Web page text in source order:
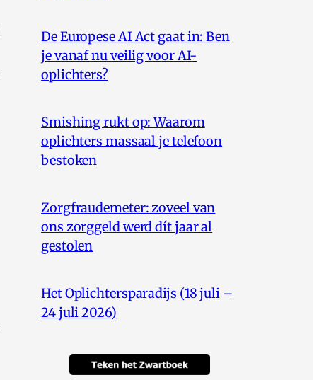
De Europese AI Act gaat in: Ben
je vanaf nu veilig voor AI-
oplichters?
Smishing rukt op: Waarom
oplichters massaal je telefoon
bestoken
Zorgfraudemeter: zoveel van
ons zorggeld werd dít jaar al
gestolen
Het Oplichtersparadijs (18 juli –
24 juli 2026)